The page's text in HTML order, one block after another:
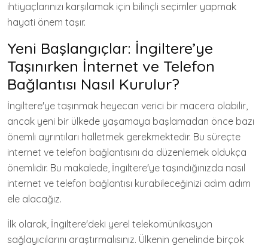
ihtiyaçlarınızı karşılamak için bilinçli seçimler yapmak
hayati önem taşır.
Yeni Başlangıçlar: İngiltere’ye
Taşınırken İnternet ve Telefon
Bağlantısı Nasıl Kurulur?
İngiltere'ye taşınmak heyecan verici bir macera olabilir,
ancak yeni bir ülkede yaşamaya başlamadan önce bazı
önemli ayrıntıları halletmek gerekmektedir. Bu süreçte
internet ve telefon bağlantısını da düzenlemek oldukça
önemlidir. Bu makalede, İngiltere'ye taşındığınızda nasıl
internet ve telefon bağlantısı kurabileceğinizi adım adım
ele alacağız.
İlk olarak, İngiltere'deki yerel telekomünikasyon
sağlayıcılarını araştırmalısınız. Ülkenin genelinde birçok